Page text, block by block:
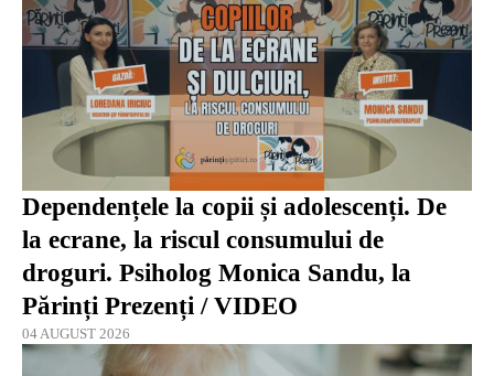
Dependențele la copii și adolescenți. De
la ecrane, la riscul consumului de
droguri. Psiholog Monica Sandu, la
Părinți Prezenți / VIDEO
04 AUGUST 2026